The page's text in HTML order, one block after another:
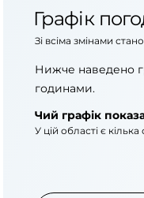
Графік
Зі всіма змінами
Нижче наведено
годинами.
Чий графік
У цій області є